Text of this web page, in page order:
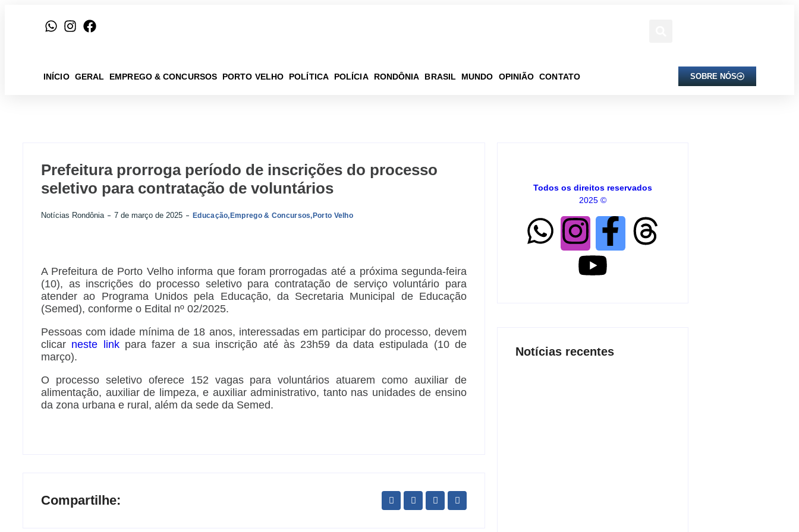
INÍCIO GERAL EMPREGO & CONCURSOS PORTO VELHO POLÍTICA POLÍCIA RONDÔNIA BRASIL MUNDO OPINIÃO CONTATO SOBRE NÓS
Prefeitura prorroga período de inscrições do processo
seletivo para contratação de voluntários
Notícias Rondônia 7 de março de 2025 Educação, Emprego & Concursos, Porto Velho
A Prefeitura de Porto Velho informa que foram prorrogadas até a próxima segunda-feira
(10), as inscrições do processo seletivo para contratação de serviço voluntário para
atender ao Programa Unidos pela Educação, da Secretaria Municipal de Educação
(Semed), conforme o Edital nº 02/2025.
Pessoas com idade mínima de 18 anos, interessadas em participar do processo, devem
clicar neste linkpara fazer a sua inscrição até às 23h59 da data estipulada (10 de
março).
O processo seletivo oferece 152 vagas para voluntários atuarem como auxiliar de
alimentação, auxiliar de limpeza, e auxiliar administrativo, tanto nas unidades de ensino
da zona urbana e rural, além da sede da Semed.
Compartilhe:
Todos os direitos reservados
2025 ©
Notícias recentes